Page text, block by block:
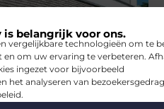
is belangrijk voor ons.
vergelijkbare technologieën om te
om uw ervaring te verbeteren.
ingezet voor bijvoorbeeld
het analyseren van
op: Share on X (Twitter)
Pinterest Share on